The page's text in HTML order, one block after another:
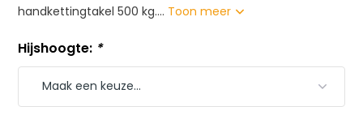
handkettingtakel 500 kg.... Toon meer
Hijshoogte: *